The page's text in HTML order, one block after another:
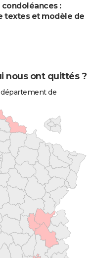
:
textes et modèle de
nous ont quittés ?
département de